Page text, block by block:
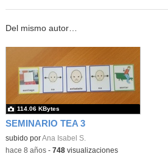
Del mismo autor…
SEMINARIO TEA 3
subido porAna Isabel S.
114.06 KBytes
-hace 8 años- 748visualizaciones